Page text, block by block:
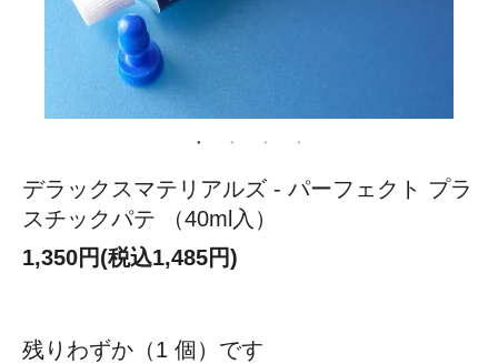
デラックスマテリアルズ - パーフェクト プラ
スチックパテ （40ml入）
1,350円(税込1,485円)
残りわずか（1 個）です